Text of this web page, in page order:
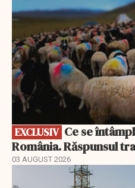
EXCLUSIV
România. Răspunsul
03 AUGUST 2026